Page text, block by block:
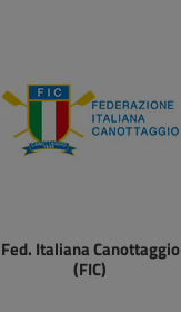
Fed. Italiana Canottaggio
(FIC)